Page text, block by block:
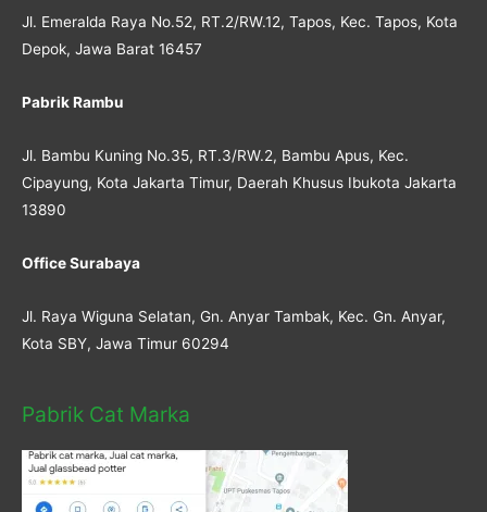
Jl. Emeralda Raya No.52, RT.2/RW.12, Tapos, Kec. Tapos, Kota
Depok, Jawa Barat 16457
Pabrik Rambu
Jl. Bambu Kuning No.35, RT.3/RW.2, Bambu Apus, Kec.
Cipayung, Kota Jakarta Timur, Daerah Khusus Ibukota Jakarta
13890
Office Surabaya
Jl. Raya Wiguna Selatan, Gn. Anyar Tambak, Kec. Gn. Anyar,
Kota SBY, Jawa Timur 60294
Pabrik Cat Marka